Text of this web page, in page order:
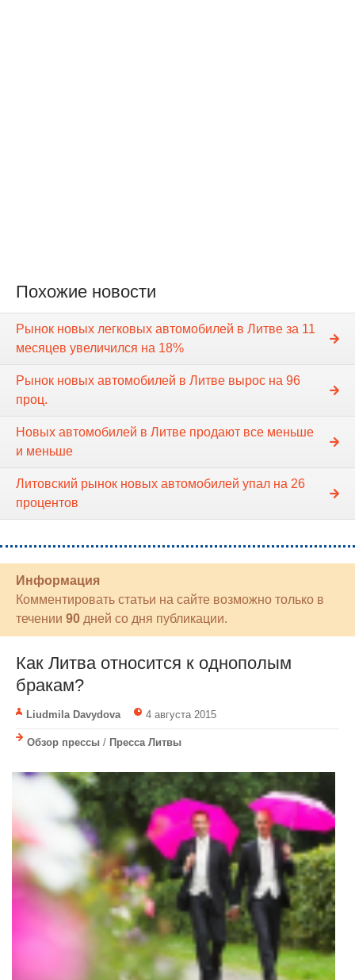
Похожие новости
Рынок новых легковых автомобилей в Литве за 11
месяцев увеличился на 18%
Рынок новых автомобилей в Литве вырос на 96
проц.
Новых автомобилей в Литве продают все меньше
и меньше
Литовский рынок новых автомобилей упал на 26
процентов
Информация
Комментировать статьи на сайте возможно только в
течении 90 дней со дня публикации.
Как Литва относится к однополым
бракам?
Liudmila Davydova 4 августа 2015
Обзор прессы / Пресса Литвы